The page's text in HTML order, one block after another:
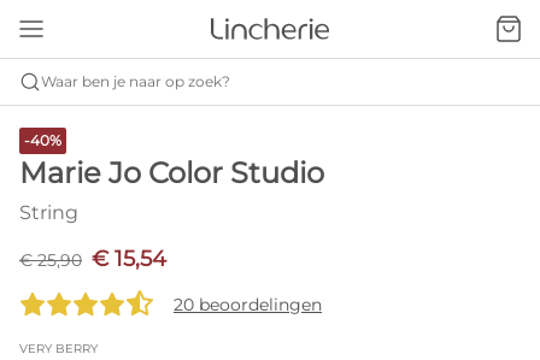
Waar ben je naar op zoek?
-40%
Marie Jo Color Studio
String
€ 25,90 € 15,54
20 beoordelingen
VERY BERRY